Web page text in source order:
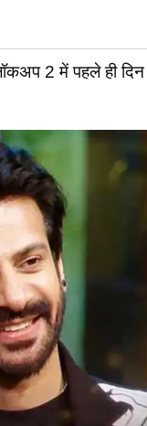
2 में पहले ही